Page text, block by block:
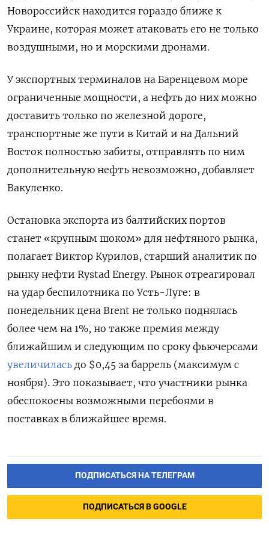
Новороссийск находится гораздо ближе к
Украине, которая может атаковать его не только
воздушными, но и морскими дронами.
У экспортных терминалов на Баренцевом море
ограниченные мощности, а нефть до них можно
доставить только по железной дороге,
транспортные же пути в Китай и на Дальний
Восток полностью забиты, отправлять по ним
дополнительную нефть невозможно, добавляет
Вакуленко.
Остановка экспорта из балтийских портов
станет «крупным шоком» для нефтяного рынка,
полагает Виктор Курилов, старший аналитик по
рынку нефти Rystad Energy. Рынок отреагировал
на удар беспилотника по Усть-Луге: в
понедельник цена Brent не только поднялась
более чем на 1%, но также премия между
ближайшим и следующим по сроку фьючерсами
увеличилась до $0,45 за баррель (максимум с
ноября). Это показывает, что участники рынка
обеспокоены возможными перебоями в
поставках в ближайшее время.
ПОДПИСАТЬСЯ НА ТЕЛЕГРАМ
ПОДПИСАТЬСЯ В GOOGLE